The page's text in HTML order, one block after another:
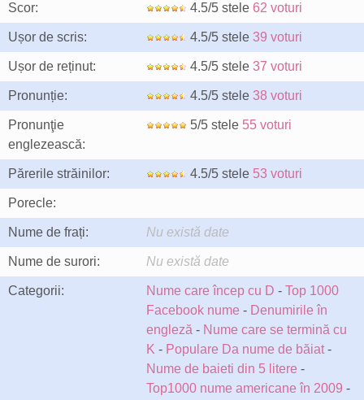
Scor: 4.5/5 stele 62 voturi
Ușor de scris: 4.5/5 stele 39 voturi
Ușor de reținut: 4.5/5 stele 37 voturi
Pronunție: 4.5/5 stele 38 voturi
Pronunţie
englezească:
5/5 stele 55 voturi
Părerile străinilor: 4.5/5 stele 53 voturi
Porecle:
Nume de frați: Nu există date
Nume de surori: Nu există date
Categorii: Nume care încep cu D - Top 1000
Facebook nume - Denumirile în
engleză - Nume care se termină cu
K - Populare Da nume de băiat-
Nume de baieti din 5 litere -
Top1000 nume americane în 2009 -